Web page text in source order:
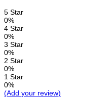
5 Star
0%
4 Star
0%
3 Star
0%
2 Star
0%
1 Star
0%
(Add your review)